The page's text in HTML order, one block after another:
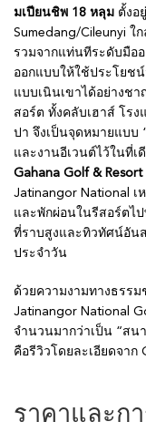
มเปียนชิพ 18 หลุม ตั้งอ
Sumedang/Cileunyi ใ
รวมจากแท่นทีระดับมือ
ออกแบบให้ใช้ประโยช
แบบเนินเขาได้อย่างช
สอร์ต ทั้งคลับเฮาส์ โร
ปา จึงเป็นจุดหมายแบบ
และงานอีเวนต์ไว้ในที่
Gahana Golf & Resort
Jatinangor National เ
และพักผ่อนในรีสอร์ตไ
ที่ราบสูงและทิวทัศน์อัน
ประจำวัน
ด้วยความงามทางธรร
Jatinangor National
จำนวนมากว่าเป็น “ส
คือรีวิวโดยละเอียดจาก
ราคาและก